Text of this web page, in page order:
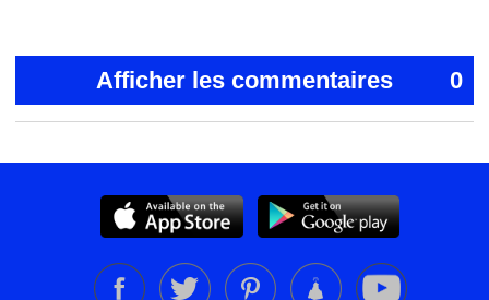
Afficher les commentaires 0